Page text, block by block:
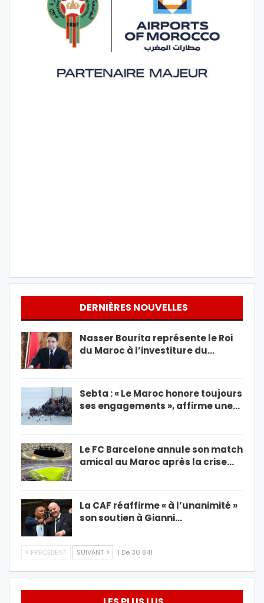
DERNIÈRES NOUVELLES
Nasser Bourita représente le Roi
du Maroc à l’investiture du…
Sebta : « Le Maroc honore toujours
ses engagements », affirme une…
Le FC Barcelone annule son match
amical au Maroc après la crise…
La CAF réaffirme « à l’unanimité »
son soutien à Gianni…
PRÉCÉDENT SUIVANT 1 De 30 841